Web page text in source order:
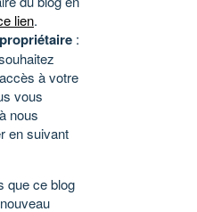
lien.
:
à votre
vous
nous
en suivant
que ce blog